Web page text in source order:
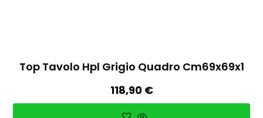
Top Tavolo Hpl Grigio Quadro Cm69x69x1
118,90 €